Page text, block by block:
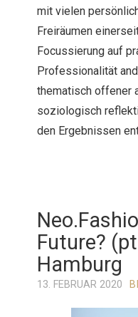
mit vielen
Freiräumen
Focussierung auf
Professionalität
thematisch offener
soziologisch
den Ergebnissen
Future?
Hamburg
13. FEBRUAR 2020